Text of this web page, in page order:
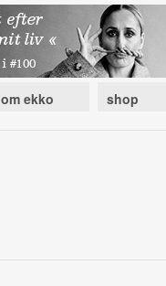
om ekko shop